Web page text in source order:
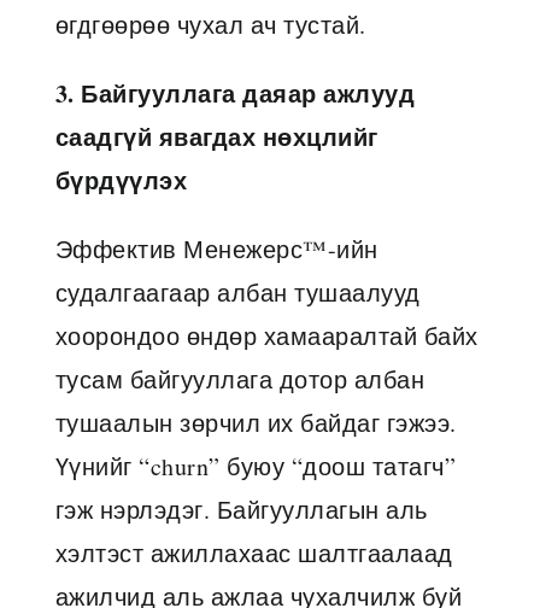
өгдгөөрөө чухал ач тустай.
3. Байгууллага даяар ажлууд
саадгүй явагдах нөхцлийг
бүрдүүлэх
Эффектив Менежерс™-ийн
судалгаагаар албан тушаалууд
хоорондоо өндөр хамааралтай байх
тусам байгууллага дотор албан
тушаалын зөрчил их байдаг гэжээ.
Үүнийг “churn” буюу “доош татагч”
гэж нэрлэдэг. Байгууллагын аль
хэлтэст ажиллахаас шалтгаалаад
ажилчид аль ажлаа чухалчилж буй